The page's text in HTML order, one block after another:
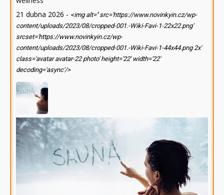
21 dubna 2026 - <img alt='' src='https://www.novinkyin.cz/wp-
content/uploads/2023/08/cropped-001.-Wiki-Favi-1-22x22.png'
srcset='https://www.novinkyin.cz/wp-
content/uploads/2023/08/cropped-001.-Wiki-Favi-1-44x44.png 2x'
class='avatar avatar-22 photo' height='22' width='22'
decoding='async'/>